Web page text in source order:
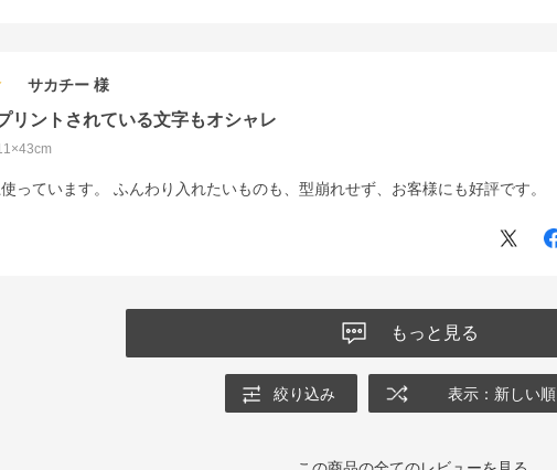
リントされている文字もオシャレ
サカチー
っています。 ふんわり入れたいものも、型崩れせず、お客様にも好評です。
もっと見る
絞り込み 表示：新しい順